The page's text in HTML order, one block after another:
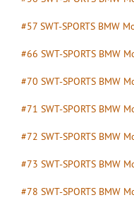
#57 SWT-SPORTS BMW
#66 SWT-SPORTS BMW
#70 SWT-SPORTS BMW
#71 SWT-SPORTS BMW
#72 SWT-SPORTS BMW
#73 SWT-SPORTS BMW
#78 SWT-SPORTS BMW